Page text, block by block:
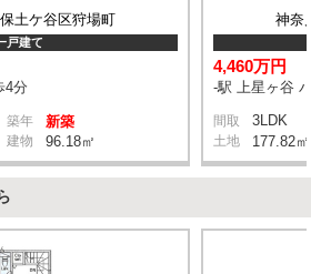
土ケ谷区狩場町
戸建て
4分
築年 新築
建物 96.18㎡
神奈
4,460万円
-駅 上星ヶ谷
間取 3LDK
土地 177.82㎡